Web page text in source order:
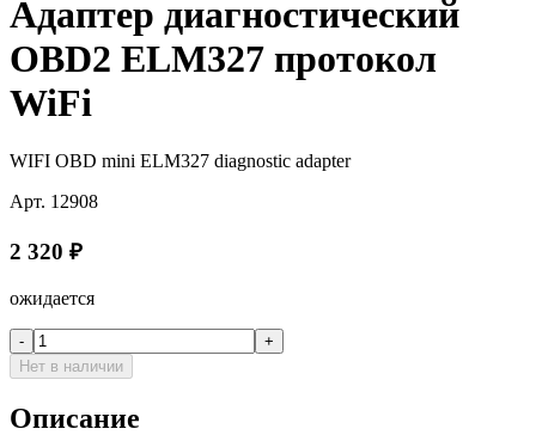
Адаптер диагностический
OBD2 ELM327 протокол
WiFi
WIFI OBD mini ELM327 diagnostic adapter
Арт. 12908
2 320 ₽
ожидается
-
+
Нет в наличии
Описание